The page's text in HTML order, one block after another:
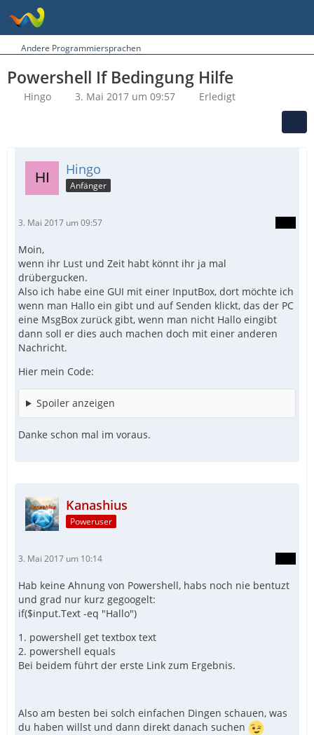
Andere Programmiersprachen
Powershell If Bedingung Hilfe
Hingo 3. Mai 2017 um 09:57 Erledigt
Hingo
Anfänger
3. Mai 2017 um 09:57
Moin,
wenn ihr Lust und Zeit habt könnt ihr ja mal
drübergucken.
Also ich habe eine GUI mit einer InputBox, dort möchte ich
wenn man Hallo ein gibt und auf Senden klickt, das der PC
eine MsgBox zurück gibt, wenn man nicht Hallo eingibt
dann soll er dies auch machen doch mit einer anderen
Nachricht.
Hier mein Code:
Spoiler anzeigen
Danke schon mal im voraus.
Kanashius
Poweruser
3. Mai 2017 um 10:14
Hab keine Ahnung von Powershell, habs noch nie bentuzt
und grad nur kurz gegoogelt:
if($input.Text -eq "Hallo")
1. powershell get textbox text
2. powershell equals
Bei beidem führt der erste Link zum Ergebnis.
Also am besten bei solch einfachen Dingen schauen, was
du haben willst und dann direkt danach suchen